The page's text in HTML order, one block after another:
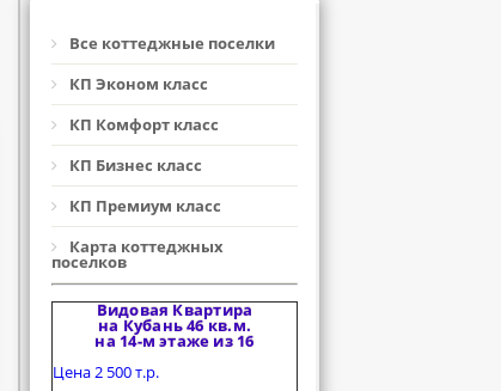
Все коттеджные поселки
КП Эконом класс
КП Комфорт класс
КП Бизнес класс
КП Премиум класс
Карта коттеджных
поселков
Видовая Квартира
на Кубань 46 кв.м.
на 14-м этаже из 16
Цена 2 500 т.р.